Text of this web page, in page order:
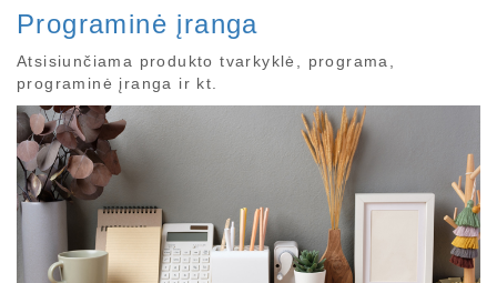
Programinė įranga
Atsisiunčiama produkto tvarkyklė, programa,
programinė įranga ir kt.